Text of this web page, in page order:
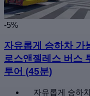
-5%
자유롭게 승하차
로스앤젤레스 버스
투어 (45분)
자유롭게 승하